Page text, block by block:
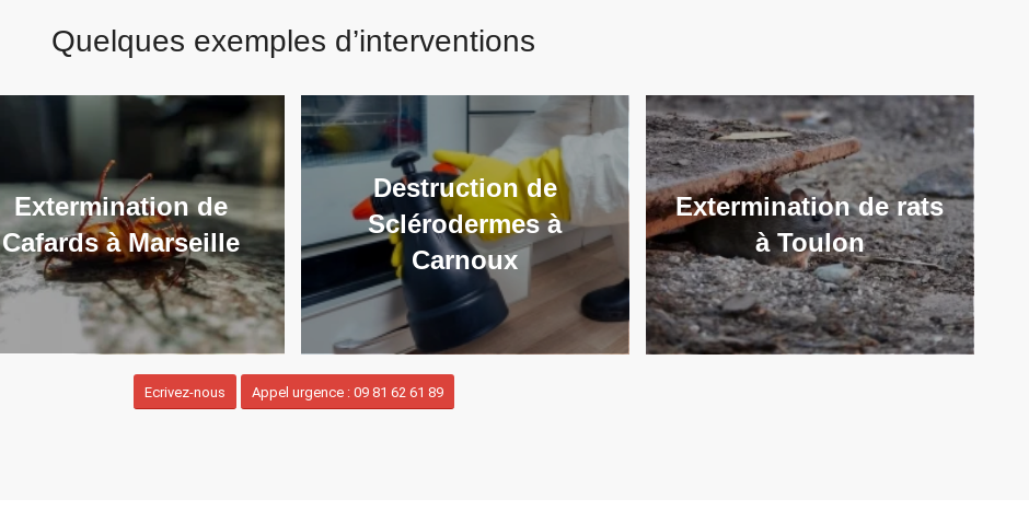
Quelques exemples d’interventions
Extermination de
Cafards à Marseille
Destruction de
Sclérodermes à
Carnoux
Extermination de rats
à Toulon
Ecrivez-nous Appel urgence : 09 81 62 61 89